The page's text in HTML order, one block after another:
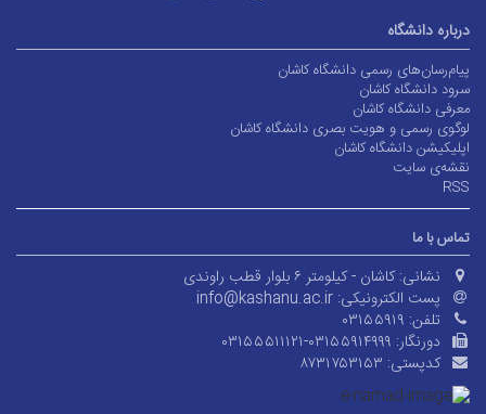
درباره دانشگاه
پیام‌رسان‌های رسمی دانشگاه کاشان
سرود دانشگاه کاشان
معرفی دانشگاه کاشان
لوگوی رسمی و هویت بصری دانشگاه کاشان
اپلیکیشن دانشگاه کاشان
نقشه‌ی سایت
RSS
تماس با ما
نشانی: کاشان - کیلومتر ۶ بلوار قطب راوندی
پست الکترونیکی: info@kashanu.ac.ir
تلفن: ۰۳۱۵۵۹۱۹
دورنگار: ۰۳۱۵۵۵۱۱۱۲۱-۰۳۱۵۵۹۱۴۹۹۹
کدپستی: ۸۷۳۱۷۵۳۱۵۳